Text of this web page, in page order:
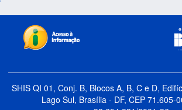
SHIS QI 01, Conj. B, Blocos A, B, C e D,
Lago Sul, Brasília - DF, CEP 71.605-